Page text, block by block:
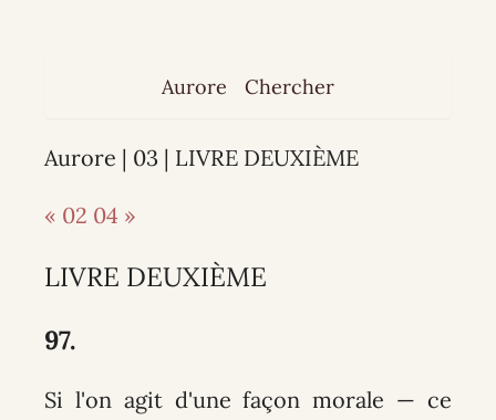
Aurore Chercher
Aurore | 03 | LIVRE DEUXIÈME
« 02 04 »
LIVRE DEUXIÈME
97.
Si l'on agit d'une façon morale — ce